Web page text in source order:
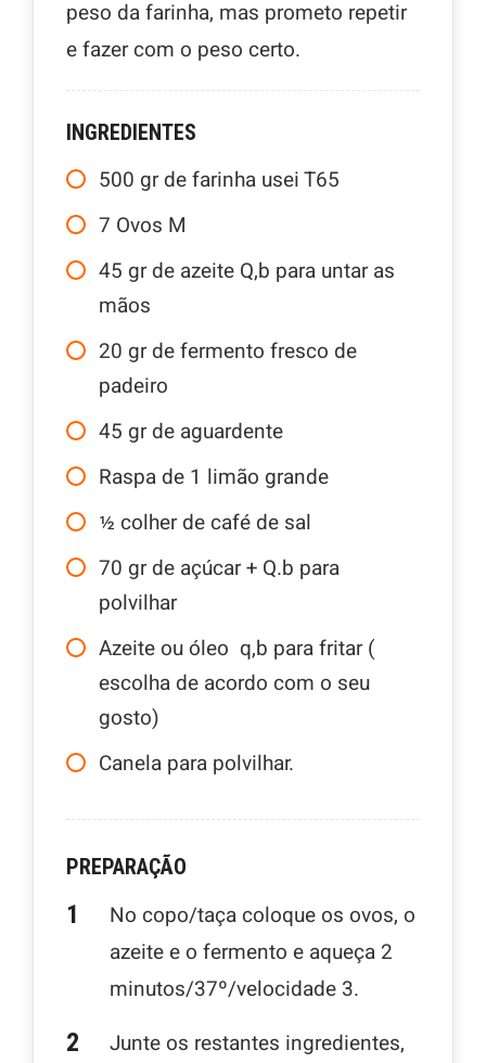
peso da farinha, mas prometo repetir
e fazer com o peso certo.
INGREDIENTES
500 gr de farinha usei T65
7 Ovos M
45 grde azeite Q,b para untar as
mãos
20 gr de fermento fresco de
padeiro
45 grde aguardente
Raspa de 1 limão grande
½ colher de café de sal
70 grde açúcar + Q.b para
polvilhar
Azeite ou óleo q,b para fritar (
escolha de acordo com o seu
gosto)
Canela para polvilhar.
PREPARAÇÃO
No copo/taça coloque os ovos, o
azeite e o fermento e aqueça 2
minutos/37º/velocidade 3.
Junte os restantes ingredientes,